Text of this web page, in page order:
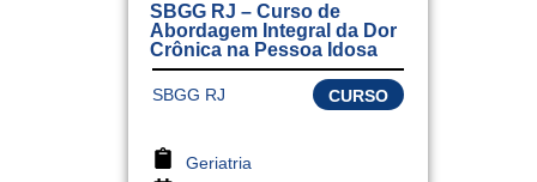
SBGG RJ – Curso de
Abordagem Integral da Dor
Crônica na Pessoa Idosa
SBGG RJ CURSO
Geriatria